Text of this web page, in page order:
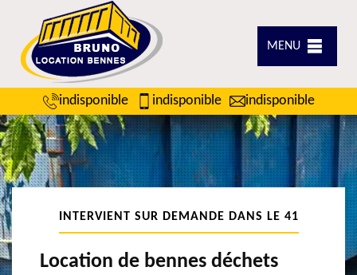
MENU
indisponible indisponible indisponible
INTERVIENT SUR DEMANDE DANS LE 41
Location de bennes déchets